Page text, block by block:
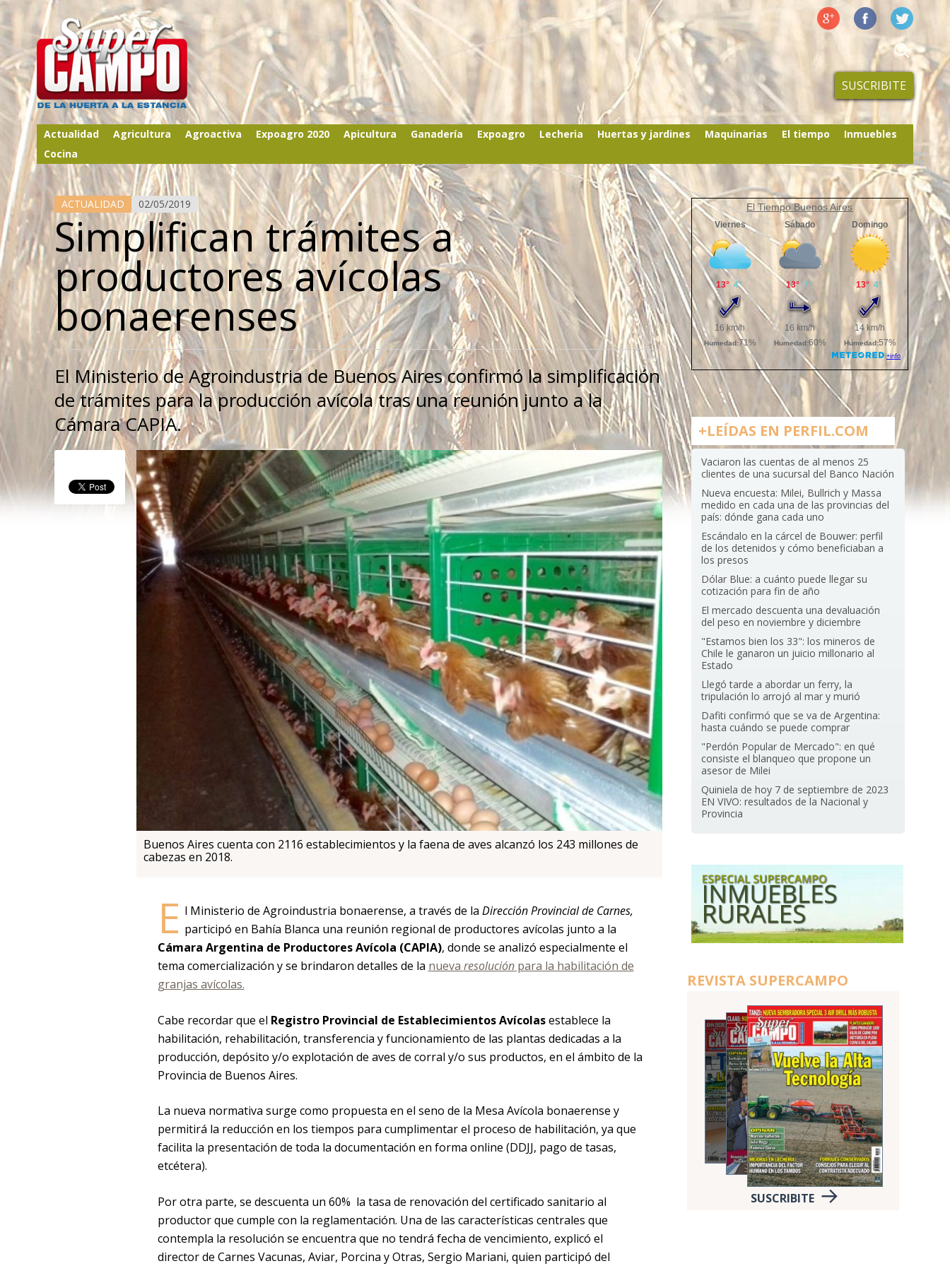
SUSCRIBITE
Actualidad Agricultura Agroactiva Expoagro 2020 Apicultura Ganadería Expoagro Lecheria Huertas y jardines Maquinarias El tiempo
Inmuebles
Cocina
ACTUALIDAD 02/05/2019
Simplifican trámites a
productores avícolas
bonaerenses
El Ministerio de Agroindustria de Buenos Aires confirmó la simplificación
de trámites para la producción avícola tras una reunión junto a la
Cámara CAPIA.
Buenos Aires cuenta con 2116 establecimientos y la faena de aves alcanzó los 243 millones de
cabezas en 2018.
E l Ministerio de Agroindustria bonaerense, a través de la Dirección Provincial de Carnes,
participó en Bahía Blanca una reunión regional de productores avícolas junto a la
Cámara Argentina de Productores Avícola (CAPIA), donde se analizó especialmente el
tema comercialización y se brindaron detalles de la nueva resoluciónpara la habilitación de
granjas avícolas.
Cabe recordar que el Registro Provincial de Establecimientos Avícolasestablece la
habilitación, rehabilitación, transferencia y funcionamiento de las plantas dedicadas a la
producción, depósito y/o explotación de aves de corral y/o sus productos, en el ámbito de la
Provincia de Buenos Aires.
La nueva normativa surge como propuesta en el seno de la Mesa Avícola bonaerense y
permitirá la reducción en los tiempos para cumplimentar el proceso de habilitación, ya que
facilita la presentación de toda la documentación en forma online (DDJJ, pago de tasas,
etcétera).
Por otra parte, se descuenta un 60% la tasa de renovación del certificado sanitario al
productor que cumple con la reglamentación. Una de las características centrales que
contempla la resolución se encuentra que no tendrá fecha de vencimiento, explicó el
director de Carnes Vacunas, Aviar, Porcina y Otras, Sergio Mariani, quien participó del
El Tiempo Buenos Aires
+LEÍDAS EN PERFIL.COM
Vaciaron las cuentas de al menos 25
clientes de una sucursal del Banco Nación
Nueva encuesta: Milei, Bullrich y Massa
medido en cada una de las provincias del
país: dónde gana cada uno
Escándalo en la cárcel de Bouwer: perfil
de los detenidos y cómo beneficiaban a
los presos
Dólar Blue: a cuánto puede llegar su
cotización para fin de año
El mercado descuenta una devaluación
del peso en noviembre y diciembre
"Estamos bien los 33": los mineros de
Chile le ganaron un juicio millonario al
Estado
Llegó tarde a abordar un ferry, la
tripulación lo arrojó al mar y murió
Dafiti confirmó que se va de Argentina:
hasta cuándo se puede comprar
"Perdón Popular de Mercado": en qué
consiste el blanqueo que propone un
asesor de Milei
Quiniela de hoy 7 de septiembre de 2023
EN VIVO: resultados de la Nacional y
Provincia
REVISTA SUPERCAMPO
SUSCRIBITE